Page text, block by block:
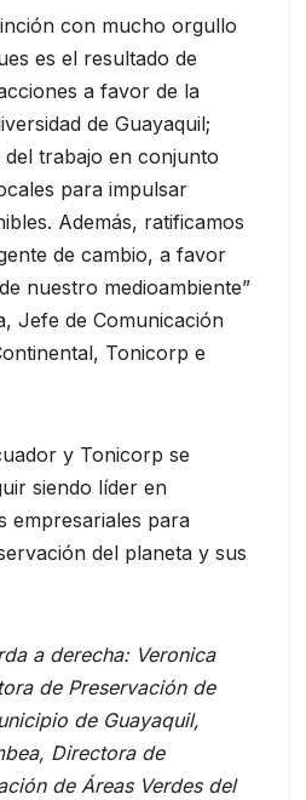
con mucho orgullo
es el resultado de
a favor de la
de Guayaquil;
trabajo en conjunto
para impulsar
Además, ratificamos
de cambio, a favor
nuestro medioambiente”
Jefe de Comunicación
Tonicorp e
y Tonicorp se
siendo líder en
empresariales para
del planeta y sus
a derecha: Veronica
de Preservación de
de Guayaquil,
Directora de
de Áreas Verdes del